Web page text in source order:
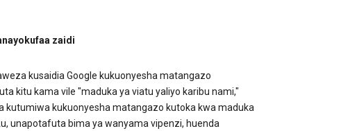
zaidi
kusaidia Google kukuonyesha matangazo
kitu kama vile "maduka ya viatu yaliyo karibu nami,"
kutumiwa kukuonyesha matangazo kutoka kwa maduka
unapotafuta bima ya wanyama vipenzi, huenda